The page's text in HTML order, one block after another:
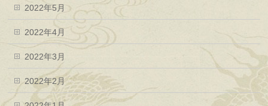
2022年5月
2022年4月
2022年3月
2022年2月